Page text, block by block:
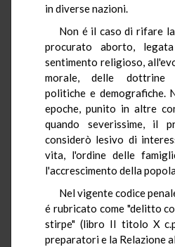
in diverse nazioni.
Non é il caso di rifare
procurato aborto,
sentimento religioso,
morale, delle dottrine
politiche e demografiche.
epoche, punito in altre
quando severissime, il
considerò lesivo di
vita, l'ordine delle
l'accrescimento della
Nel vigente codice
é rubricato come "delitto
stirpe" (libro II titolo X
preparatori e la Relazione